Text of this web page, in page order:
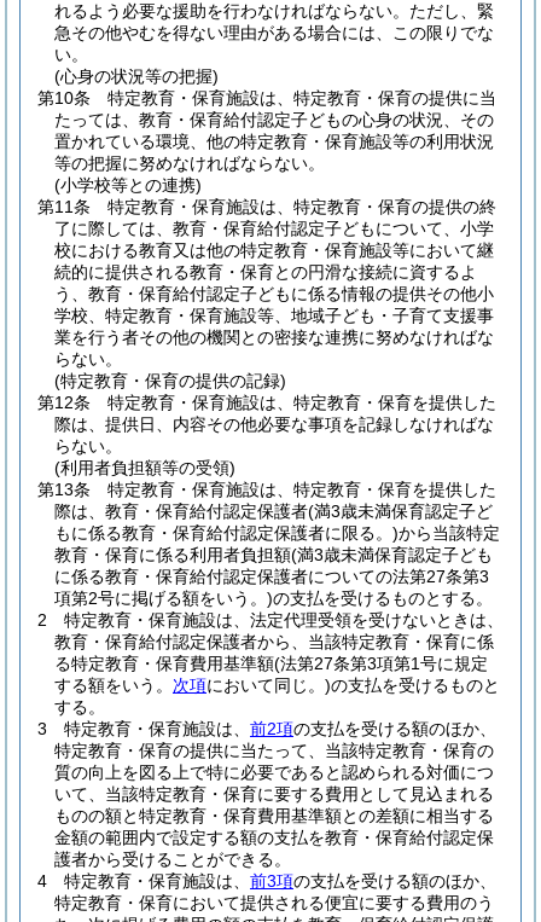
れるよう必要な援助を行わなければならない。 ただし、緊
急その他やむを得ない理由がある場合には、この限りでな
い。
(心身の状況等の把握)
第10条
特定教育・保育施設は、特定教育・保育の提供に当
たっては、教育・保育給付認定子どもの心身の状況、その
置かれている環境、他の特定教育・保育施設等の利用状況
等の把握に努めなければならない。
(小学校等との連携)
第11条
特定教育・保育施設は、特定教育・保育の提供の終
了に際しては、教育・保育給付認定子どもについて、小学
校における教育又は他の特定教育・保育施設等において継
続的に提供される教育・保育との円滑な接続に資するよ
う、教育・保育給付認定子どもに係る情報の提供その他小
学校、特定教育・保育施設等、地域子ども・子育て支援事
業を行う者その他の機関との密接な連携に努めなければな
らない。
(特定教育・保育の提供の記録)
第12条
特定教育・保育施設は、特定教育・保育を提供した
際は、提供日、内容その他必要な事項を記録しなければな
らない。
(利用者負担額等の受領)
第13条
特定教育・保育施設は、特定教育・保育を提供した
際は、教育・保育給付認定保護者(満3歳未満保育認定子ど
もに係る教育・保育給付認定保護者に限る。)から当該特定
教育・保育に係る利用者負担額(満3歳未満保育認定子ども
に係る教育・保育給付認定保護者についての法第27条第3
項第2号に掲げる額をいう。)の支払を受けるものとする。
2
特定教育・保育施設は、法定代理受領を受けないときは、
教育・保育給付認定保護者から、当該特定教育・保育に係
る特定教育・保育費用基準額(法第27条第3項第1号に規定
する額をいう。 次項において同じ。)の支払を受けるものと
する。
3
特定教育・保育施設は、 前2項の支払を受ける額のほか、
特定教育・保育の提供に当たって、当該特定教育・保育の
質の向上を図る上で特に必要であると認められる対価につ
いて、当該特定教育・保育に要する費用として見込まれる
ものの額と特定教育・保育費用基準額との差額に相当する
金額の範囲内で設定する額の支払を教育・保育給付認定保
護者から受けることができる。
4
特定教育・保育施設は、 前3項の支払を受ける額のほか、
特定教育・保育において提供される便宜に要する費用のう